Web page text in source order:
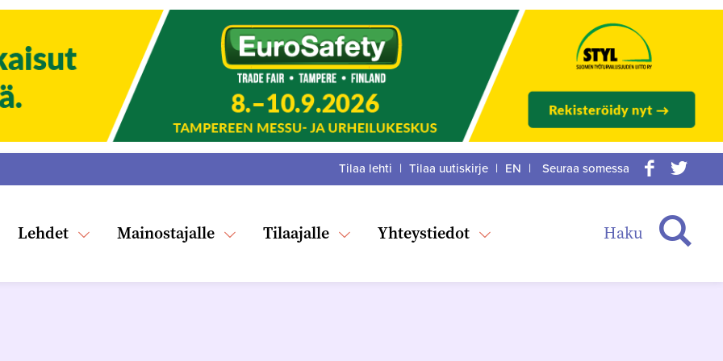
Lehdet Mainostajalle Tilaajalle Yhteystiedot Haku
Tilaa lehti | Tilaa uutiskirje | EN |
Seuraa somessa
:Facebook
Twitter